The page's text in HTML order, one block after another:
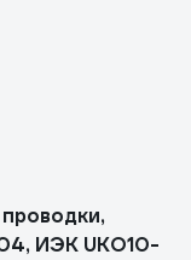
ИЭК UKO10-